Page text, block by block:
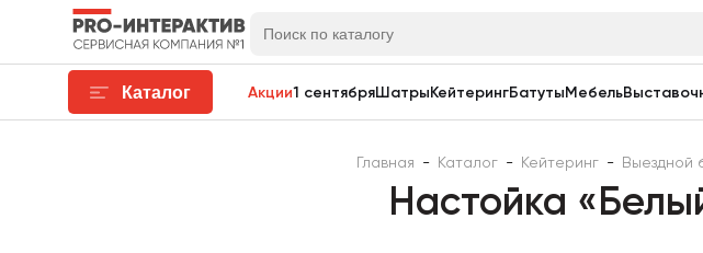
Каталог Акции1 сентябряШатры КейтерингБатуты Мебель
Главная - Каталог - Кейтеринг - Выездной
Настойка